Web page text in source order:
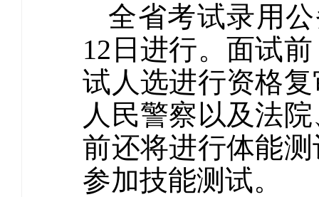
全省考试录用
12日进行。面试
试人选进行资格
人民警察以及法
前还将进行体能
参加技能测试。